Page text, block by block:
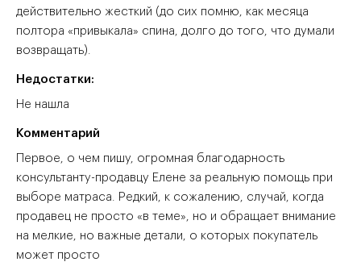
действительно жесткий (до сих помню, как месяца
полтора «привыкала» спина, долго до того, что думали
возвращать).
Недостатки:
Не нашла
Комментарий
Первое, о чем пишу, огромная благодарность
консультанту-продавцу Елене за реальную помощь при
выборе матраса. Редкий, к сожалению, случай, когда
продавец не просто «в теме», но и обращает внимание
на мелкие, но важные детали, о которых покупатель
может просто